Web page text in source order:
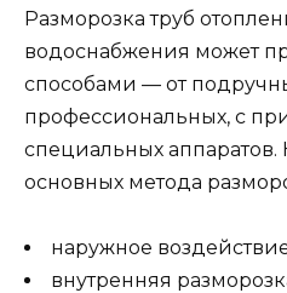
Разморозка труб
водоснабжения может
способами — от
профессиональных, с
специальных аппаратов.
основных метода
наружное
внутренняя